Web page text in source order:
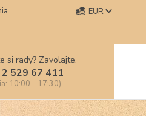
EUR
si rady? Zavolajte.
529 67 411
10:00 - 17:30)